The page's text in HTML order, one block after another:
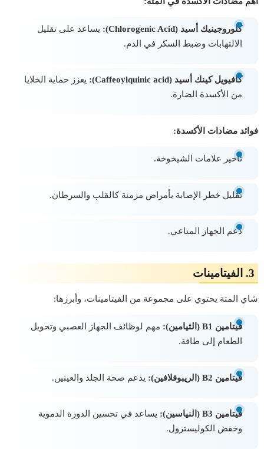
كلوروجينيك أسيد (Chlorogenic Acid):
يساعد على تقليل
الالتهابات وضبط السكر في الدم.
كافيويل كينك أسيد (Caffeoylquinic acid):
يعزز حماية الخلايا
من الأكسدة الضارة.
فوائد مضادات الأكسدة:
تأخير علامات الشيخوخة.
تقليل خطر الإصابة بأمراض مزمنة كالقلب والسرطان.
دعم الجهاز المناعي.
3. الفيتامينات
شاي المتة يحتوي على مجموعة من الفيتامينات، وأبرزها:
فيتامين B1 (الثيامين):
مهم لوظائف الجهاز العصبي وتحويل
الطعام إلى طاقة.
فيتامين B2 (الريبوفلافين): يدعم صحة الجلد والعينين.
فيتامين B3 (النياسين):
يساعد في تحسين الدورة الدموية
وخفض الكوليسترول.